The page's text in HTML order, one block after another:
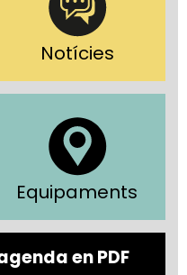
Notícies
Equipaments
en PDF